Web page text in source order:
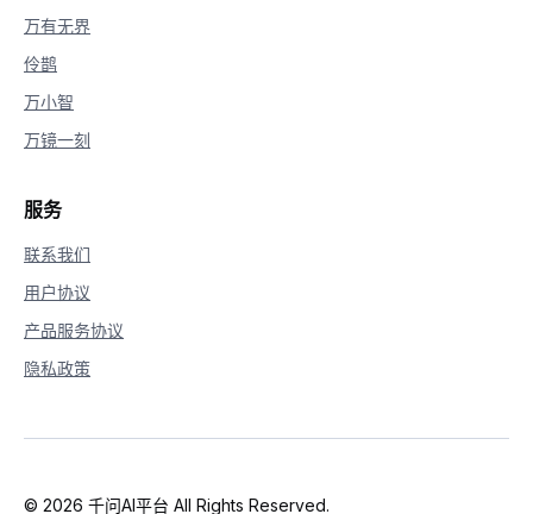
万有无界
伶鹊
万小智
万镜一刻
服务
联系我们
用户协议
产品服务协议
隐私政策
© 2026 千问AI平台 All Rights Reserved.